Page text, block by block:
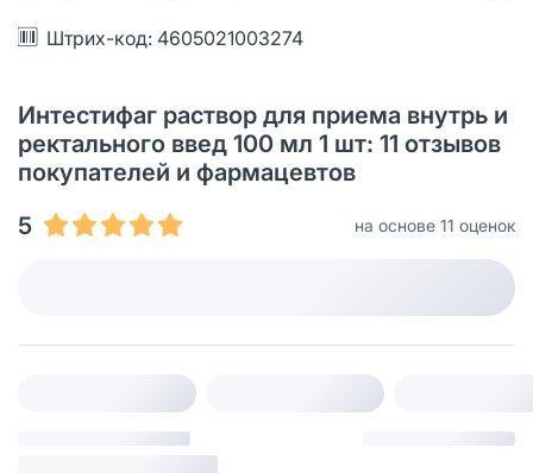
Штрих-код: 4605021003274
Интестифаг раствор для приема внутрь и
ректального введ 100 мл 1 шт: 11 отзывов
покупателей и фармацевтов
5
на основе 11 оценок